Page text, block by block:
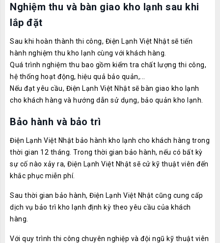
Nghiệm thu và bàn giao kho lạnh sau khi
lắp đặt
Sau khi hoàn thành thi công, Điện Lạnh Việt Nhật sẽ tiến
hành nghiệm thu kho lạnh cùng với khách hàng.
Quá trình nghiệm thu bao gồm kiểm tra chất lượng thi công,
hệ thống hoạt động, hiệu quả bảo quản,...
Nếu đạt yêu cầu, Điện Lạnh Việt Nhật sẽ bàn giao kho lạnh
cho khách hàng và hướng dẫn sử dụng, bảo quản kho lạnh.
Bảo hành và bảo trì
Điện Lạnh Việt Nhật bảo hành kho lạnh cho khách hàng trong
thời gian 12 tháng. Trong thời gian bảo hành, nếu có bất kỳ
sự cố nào xảy ra, Điện Lạnh Việt Nhật sẽ cử kỹ thuật viên đến
khắc phục miễn phí.
Sau thời gian bảo hành, Điện Lạnh Việt Nhật cũng cung cấp
dịch vụ bảo trì kho lạnh định kỳ theo yêu cầu của khách
hàng.
Với quy trình thi công chuyên nghiệp và đội ngũ kỹ thuật viên